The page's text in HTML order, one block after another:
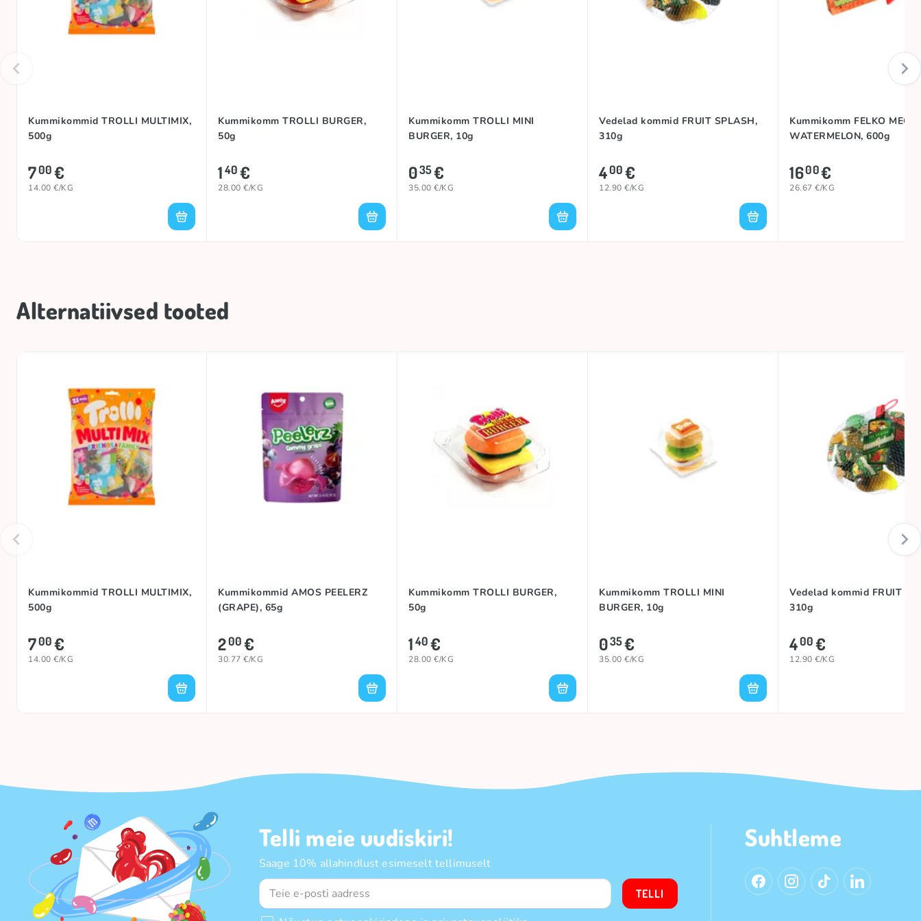
Kummikommid TROLLI MULTIMIX,
500g
700€
14.00 €/KG
Kummikomm TROLLI BURGER,
50g
140€
28.00 €/KG
Kummikomm TROLLI MINI
BURGER, 10g
035€
35.00 €/KG
Vedelad kommid FRUIT SPLASH,
310g
400€
12.90 €/KG
Kummikomm FELKO MEGA
WATERMELON, 600g
1600€
26.67 €/KG
Alternatiivsed tooted
Kummikommid TROLLI MULTIMIX,
500g
700€
14.00 €/KG
Kummikommid AMOS PEELERZ
(GRAPE), 65g
200€
30.77 €/KG
Kummikomm TROLLI BURGER,
50g
140€
28.00 €/KG
Kummikomm TROLLI MINI
BURGER, 10g
035€
35.00 €/KG
Vedelad kommid FRUIT
310g
400€
12.90 €/KG
Telli meie uudiskiri!
Saage 10% allahindlust esimeselt tellimuselt
TELLI
Suhtleme